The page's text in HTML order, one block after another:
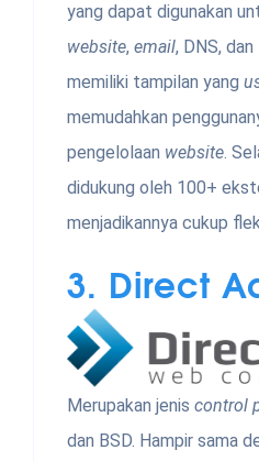
yang dapat digunakan
website, email, DNS,
memiliki tampilan yang
memudahkan
pengelolaan website.
didukung oleh 100+
menjadikannya cukup
3. Direct
Merupakan jenis control
dan BSD. Hampir sama